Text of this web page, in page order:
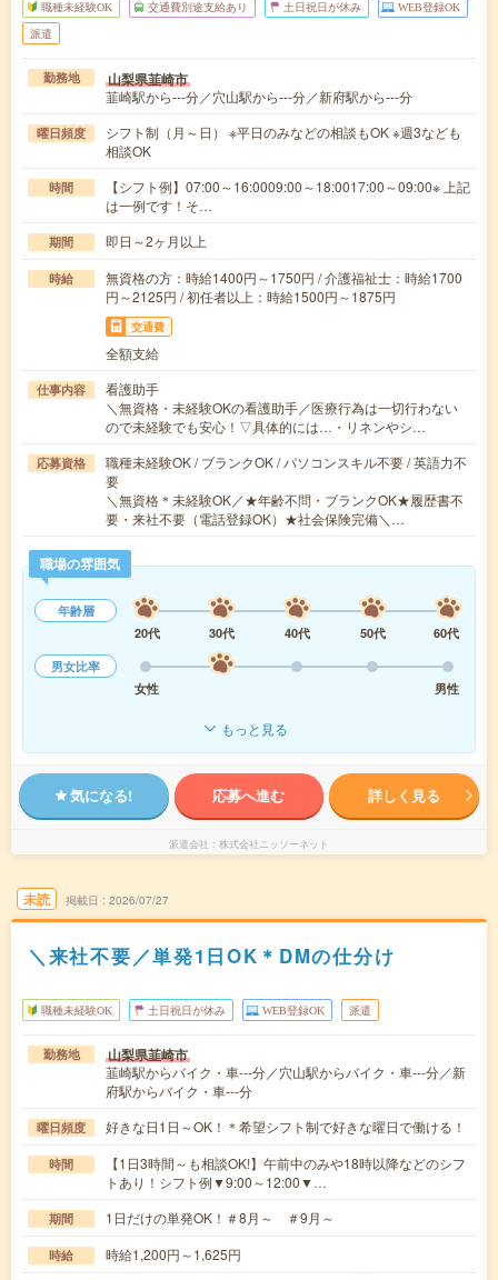
職種未経験OK 交通費別途支給あり 土日祝日が休み WEB登録OK
派遣
勤務地 山梨県韮崎市
韮崎駅から---分／穴山駅から---分／新府駅から---分
曜日頻度
シフト制（月～日） ※平日のみなどの相談もOK ※週3なども
相談OK
時間
【シフト例】07:00～16:0009:00～18:0017:00～09:00※ 上記
は一例です！そ…
期間 即日～2ヶ月以上
時給
無資格の方：時給1400円～1750円 / 介護福祉士：時給1700
円～2125円 / 初任者以上：時給1500円～1875円
交通費
全額支給
仕事内容
看護助手
＼無資格・未経験OKの看護助手／医療行為は一切行わない
ので未経験でも安心！▽具体的には…・リネンやシ…
応募資格
職種未経験OK / ブランクOK / パソコンスキル不要 / 英語力不
要
＼無資格＊未経験OK／★年齢不問・ブランクOK★履歴書不
要・来社不要（電話登録OK）★社会保険完備＼…
職場の雰囲気
年齢層
20代
30代 40代 50代
60代
男女比率
女性
男性
もっと見る
気になる! 応募へ進む 詳しく見る
派遣会社 株式会社ニッソーネット
未読 掲載日 2026/07/27
＼来社不要／単発1日OK＊DMの仕分け
職種未経験OK 土日祝日が休み WEB登録OK 派遣
勤務地 山梨県韮崎市
韮崎駅からバイク・車---分／穴山駅からバイク・車---分／新
府駅からバイク・車---分
曜日頻度 好きな日1日～OK！＊希望シフト制で好きな曜日で働ける！
時間
【1日3時間～も相談OK!】午前中のみや18時以降などのシフ
トあり！シフト例▼9:00～12:00▼…
期間 1日だけの単発OK！＃8月～ ＃9月～
時給 時給1,200円～1,625円